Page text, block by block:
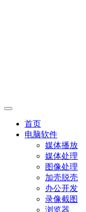
首页
电脑软件
媒体播放
媒体处理
图像处理
加壳脱壳
办公开发
录像截图
浏览器